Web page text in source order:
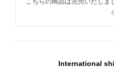
International